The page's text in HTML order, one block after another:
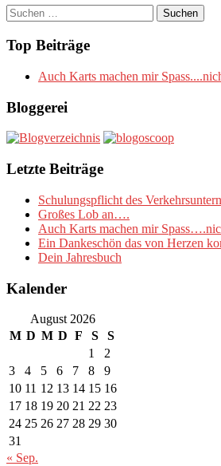
Suchen
nach:
Top Beiträge
Auch Karts machen mir
Bloggerei
Letzte Beiträge
Schulungspflicht des
Großes Lob an….
Auch Karts machen mir
Ein Dankeschön das von Herzen
Dein Jahresbuch
Kalender
August 2026
M D M D F S
S
1
2
3
4 5 6 7 8
9
10 11 12 13 14 15 16
17 18 19 20 21 22 23
24 25 26 27 28 29 30
31
« Sep.